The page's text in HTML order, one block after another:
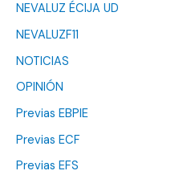
NEVALUZ ÉCIJA UD
NEVALUZF11
NOTICIAS
OPINIÓN
Previas EBPIE
Previas ECF
Previas EFS